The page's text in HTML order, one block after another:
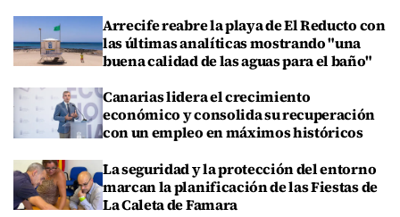
Arrecife reabre la playa de El Reducto con
las últimas analíticas mostrando "una
buena calidad de las aguas para el baño"
Canarias lidera el crecimiento
económico y consolida su recuperación
con un empleo en máximos históricos
La seguridad y la protección del entorno
marcan la planificación de las Fiestas de
La Caleta de Famara